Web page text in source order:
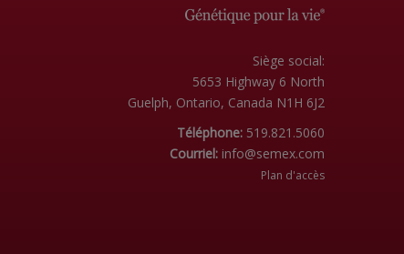
Siège social:
5653 Highway 6 North
Guelph, Ontario, Canada N1H 6J2
Téléphone:519.821.5060
Courriel: info@semex.com
Plan d'accès